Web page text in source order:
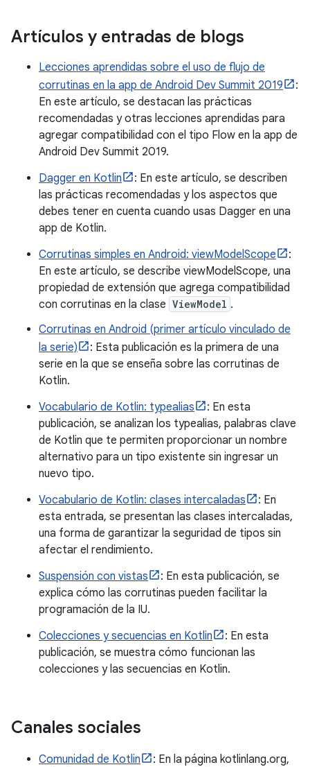
Artículos y entradas de blogs
Lecciones aprendidas sobre el uso de flujo de
corrutinas en la app de Android Dev Summit 2019
:
En este artículo, se destacan las prácticas
recomendadas y otras lecciones aprendidas para
agregar compatibilidad con el tipo Flow en la app de
Android Dev Summit 2019.
Dagger en Kotlin
: En este artículo, se describen
las prácticas recomendadas y los aspectos que
debes tener en cuenta cuando usas Dagger en una
app de Kotlin.
Corrutinas simples en Android: viewModelScope
:
En este artículo, se describe viewModelScope, una
propiedad de extensión que agrega compatibilidad
con corrutinas en la clase ViewModel .
Corrutinas en Android (primer artículo vinculado de
la serie)
: Esta publicación es la primera de una
serie en la que se enseña sobre las corrutinas de
Kotlin.
Vocabulario de Kotlin: typealias
: En esta
publicación, se analizan los typealias, palabras clave
de Kotlin que te permiten proporcionar un nombre
alternativo para un tipo existente sin ingresar un
nuevo tipo.
Vocabulario de Kotlin: clases intercaladas
: En
esta entrada, se presentan las clases intercaladas,
una forma de garantizar la seguridad de tipos sin
afectar el rendimiento.
Suspensión con vistas
: En esta publicación, se
explica cómo las corrutinas pueden facilitar la
programación de la IU.
Colecciones y secuencias en Kotlin
: En esta
publicación, se muestra cómo funcionan las
colecciones y las secuencias en Kotlin.
Canales sociales
Comunidad de Kotlin
: En la página kotlinlang.org,